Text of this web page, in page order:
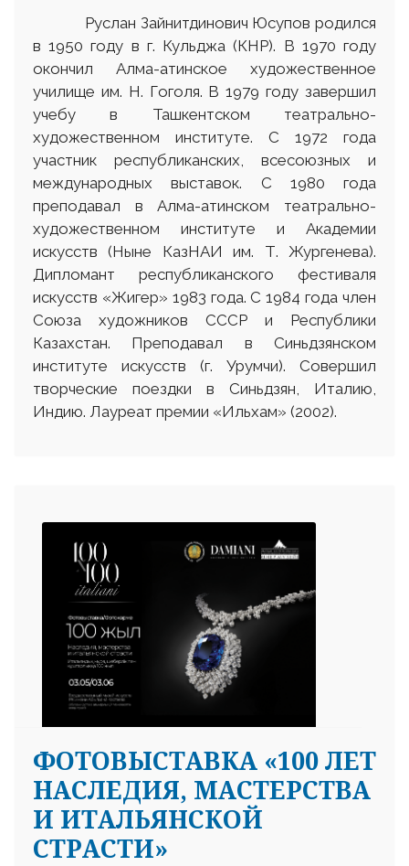
Руслан Зайнитдинович Юсупов родился
в 1950 году в г. Кульджа (КНР). В 1970 году
окончил Алма-атинское художественное
училище им. Н. Гоголя. В 1979 году завершил
учебу в Ташкентском театрально-
художественном институте. С 1972 года
участник республиканских, всесоюзных и
международных выставок. С 1980 года
преподавал в Алма-атинском театрально-
художественном институте и Академии
искусств (Ныне КазНАИ им. Т. Жургенева).
Дипломант республиканского фестиваля
искусств «Жигер» 1983 года. С 1984 года член
Союза художников СССР и Республики
Казахстан. Преподавал в Синьдзянском
институте искусств (г. Урумчи). Совершил
творческие поездки в Синьдзян, Италию,
Индию. Лауреат премии «Ильхам» (2002).
ФОТОВЫСТАВКА «100 ЛЕТ
НАСЛЕДИЯ, МАСТЕРСТВА
И ИТАЛЬЯНСКОЙ
СТРАСТИ»